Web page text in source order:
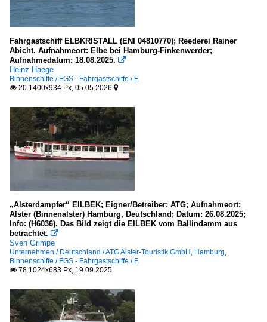
Rhein
Frankreich
Seine und Nebenflüsse
Japan
Arakawa-Sumida
Portugal
Rio Douro
Bielersee
Vierwaldstättersee
Zürichsee
Tschechien
Seehäfen
Fahrgastschiff ELBKRISTALL (ENI 04810770); Reederei Rainer
Abicht. Aufnahmeort: Elbe bei Hamburg-Finkenwerder;
Aufnahmedatum: 18.08.2025. 
Heinz Haege
Binnenschiffe / FGS - Fahrgastschiffe / E
 20 1400x934 Px, 05.05.2026 
„Alsterdampfer“ EILBEK; Eigner/Betreiber: ATG; Aufnahmeort:
Alster (Binnenalster) Hamburg, Deutschland; Datum: 26.08.2025;
Info: (H6036). Das Bild zeigt die EILBEK vom Ballindamm aus
betrachtet. 
Sven Grimpe
Unternehmen / Deutschland / ATG Alster-Touristik GmbH, Hamburg,
Binnenschiffe / FGS - Fahrgastschiffe / E
 78 1024x683 Px, 19.09.2025